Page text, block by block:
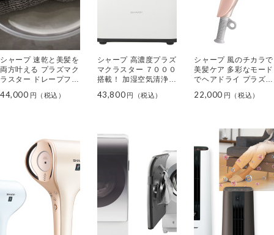
シャープ 速乾と美髪を
両方叶える プラズマク
ラスター ドレープフロ
Ｘ９０１
44,000
シャープ 高濃度プラズ
マクラスター ７０００
搭載！ 加湿空気清浄機
43,800
シャープ 風のチカラで
美髪ケア 多彩なモード
でヘアドライ プラズマ
ー ＩＢ－ＮＰ９
22,000